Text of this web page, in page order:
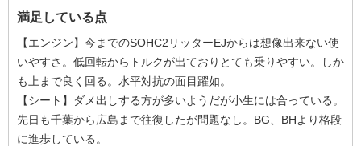
満足している点
【エンジン】今までのSOHC2リッターEJからは想像出来ない使
いやすさ。低回転からトルクが出ておりとても乗りやすい。しか
も上まで良く回る。水平対抗の面目躍如。
【シート】ダメ出しする方が多いようだが小生には合っている。
先日も千葉から広島まで往復したが問題なし。BG、BHより格段
に進歩している。